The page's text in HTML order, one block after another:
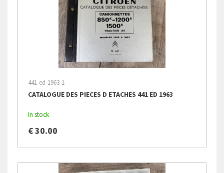
441-ed-1963-1
CATALOGUE DES PIECES D ETACHES 441 ED 1963
In stock
€ 30.00